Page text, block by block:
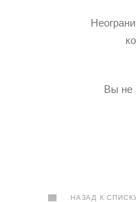
Вы не
НАЗАД К